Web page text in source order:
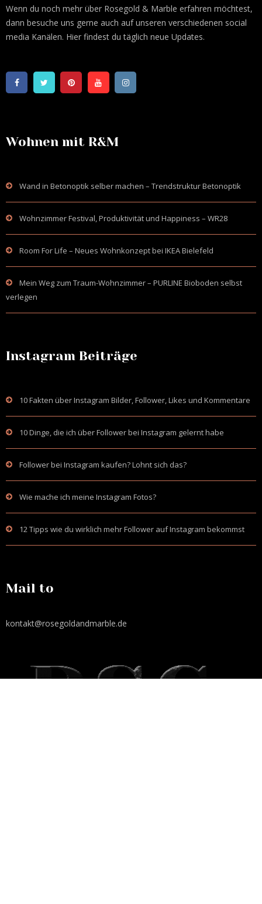
Wenn du noch mehr über Rosegold & Marble erfahren möchtest,
dann besuche uns gerne auch auf unseren verschiedenen social
media Kanälen. Hier findest du täglich neue Updates.
Wohnen mit R&M
Wand in Betonoptik selber machen – Trendstruktur Betonoptik
Wohnzimmer Festival, Produktivität und Happiness – WR28
Room For Life – Neues Wohnkonzept bei IKEA Bielefeld
Mein Weg zum Traum-Wohnzimmer – PURLINE Bioboden selbst
verlegen
Instagram Beiträge
10 Fakten über Instagram Bilder, Follower, Likes und Kommentare
10 Dinge, die ich über Follower bei Instagram gelernt habe
Follower bei Instagram kaufen? Lohnt sich das?
Wie mache ich meine Instagram Fotos?
12 Tipps wie du wirklich mehr Follower auf Instagram bekommst
Mail to
kontakt@rosegoldandmarble.de